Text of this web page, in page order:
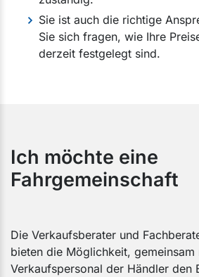
Sie ist auch die richtige
Sie sich fragen, wie Ihre
derzeit festgelegt sind.
Ich möchte eine
Fahrgemeinschaft
Die Verkaufsberater und
bieten die Möglichkeit, gemeinsam
Verkaufspersonal der Händler den